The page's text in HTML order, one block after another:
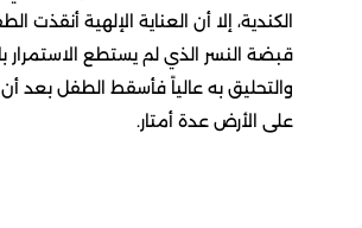
إلا أن العناية الإلهية أنقذت الطفل من
النسر الذي لم يستطع الاستمرار بالطيران
به عالياً فأسقط الطفل بعد أن رفعه من
الأرض عدة أمتار.